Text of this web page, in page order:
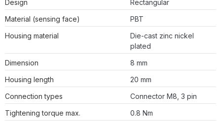
Design
Rectangular
Material (sensing face)
PBT
Housing material
Die-cast zinc nickel
plated
Dimension
8 mm
Housing length
20 mm
Connection types
Connector M8, 3 pin
Tightening torque max.
0.8 Nm